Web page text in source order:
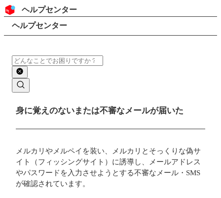
コンテンツにスキップ
ヘッダー
ヘルプセンター
検索
パンくずリスト
ヘルプセンター
検索
メインコンテンツ
身に覚えのないまたは不審なメールが届いた
メルカリやメルペイを装い、メルカリとそっくりな偽サ
イト（フィッシングサイト）に誘導し、メールアドレス
やパスワードを入力させようとする不審なメール・SMS
が確認されています。